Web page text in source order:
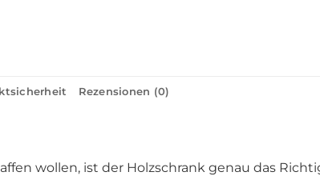
Rezensionen (0)
wollen, ist der Holzschrank genau das